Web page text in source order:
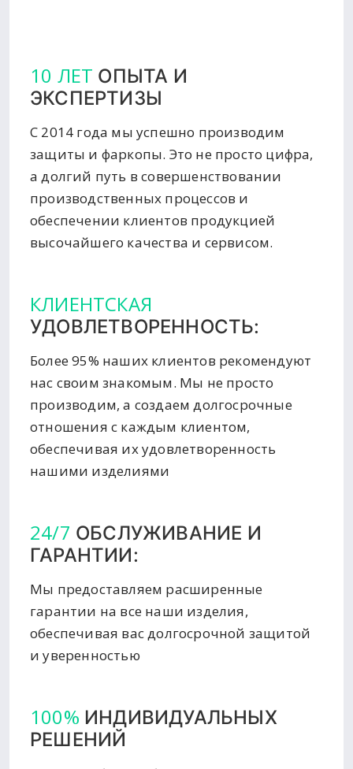
10 ЛЕТ ОПЫТА И
ЭКСПЕРТИЗЫ
С 2014 года мы успешно производим
защиты и фаркопы. Это не просто цифра,
а долгий путь в совершенствовании
производственных процессов и
обеспечении клиентов продукцией
высочайшего качества и сервисом.
КЛИЕНТСКАЯ
УДОВЛЕТВОРЕННОСТЬ:
Более 95% наших клиентов рекомендуют
нас своим знакомым. Мы не просто
производим, а создаем долгосрочные
отношения с каждым клиентом,
обеспечивая их удовлетворенность
нашими изделиями
24/7 ОБСЛУЖИВАНИЕ И
ГАРАНТИИ:
Мы предоставляем расширенные
гарантии на все наши изделия,
обеспечивая вас долгосрочной защитой
и уверенностью
100% ИНДИВИДУАЛЬНЫХ
РЕШЕНИЙ